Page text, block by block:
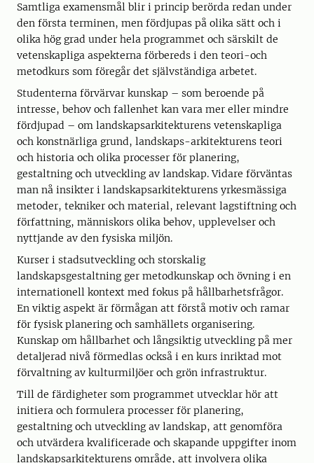
Samtliga examensmål blir i princip berörda redan under
den första terminen, men fördjupas på olika sätt och i
olika hög grad under hela programmet och särskilt de
vetenskapliga aspekterna förbereds i den teori-och
metodkurs som föregår det självständiga arbetet.
Studenterna förvärvar kunskap – som beroende på
intresse, behov och fallenhet kan vara mer eller mindre
fördjupad – om landskapsarkitekturens vetenskapliga
och konstnärliga grund, landskaps-arkitekturens teori
och historia och olika processer för planering,
gestaltning och utveckling av landskap. Vidare förväntas
man nå insikter i landskapsarkitekturens yrkesmässiga
metoder, tekniker och material, relevant lagstiftning och
författning, människors olika behov, upplevelser och
nyttjande av den fysiska miljön.
Kurser i stadsutveckling och storskalig
landskapsgestaltning ger metodkunskap och övning i en
internationell kontext med fokus på hållbarhetsfrågor.
En viktig aspekt är förmågan att förstå motiv och ramar
för fysisk planering och samhällets organisering.
Kunskap om hållbarhet och långsiktig utveckling på mer
detaljerad nivå förmedlas också i en kurs inriktad mot
förvaltning av kulturmiljöer och grön infrastruktur.
Till de färdigheter som programmet utvecklar hör att
initiera och formulera processer för planering,
gestaltning och utveckling av landskap, att genomföra
och utvärdera kvalificerade och skapande uppgifter inom
landskapsarkitekturens område, att involvera olika